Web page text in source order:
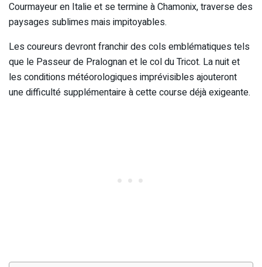
Courmayeur en Italie et se termine à Chamonix, traverse des
paysages sublimes mais impitoyables.
Les coureurs devront franchir des cols emblématiques tels
que le Passeur de Pralognan et le col du Tricot. La nuit et
les conditions météorologiques imprévisibles ajouteront
une difficulté supplémentaire à cette course déjà exigeante.